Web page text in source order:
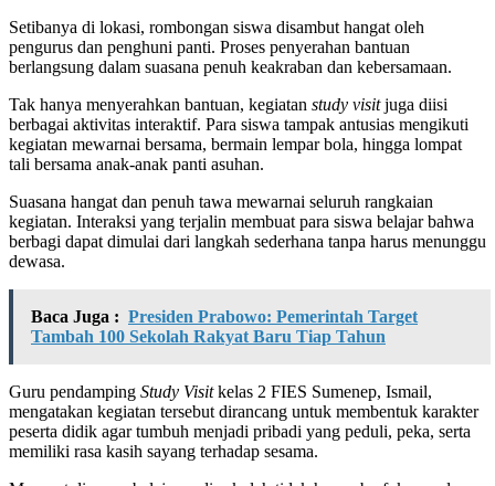
Setibanya di lokasi, rombongan siswa disambut hangat oleh
pengurus dan penghuni panti. Proses penyerahan bantuan
berlangsung dalam suasana penuh keakraban dan kebersamaan.
Tak hanya menyerahkan bantuan, kegiatan study visitjuga diisi
berbagai aktivitas interaktif. Para siswa tampak antusias mengikuti
kegiatan mewarnai bersama, bermain lempar bola, hingga lompat
tali bersama anak-anak panti asuhan.
Suasana hangat dan penuh tawa mewarnai seluruh rangkaian
kegiatan. Interaksi yang terjalin membuat para siswa belajar bahwa
berbagi dapat dimulai dari langkah sederhana tanpa harus menunggu
dewasa.
Baca Juga : Presiden Prabowo: Pemerintah Target
Tambah 100 Sekolah Rakyat Baru Tiap Tahun
Guru pendamping Study Visitkelas 2 FIES Sumenep, Ismail,
mengatakan kegiatan tersebut dirancang untuk membentuk karakter
peserta didik agar tumbuh menjadi pribadi yang peduli, peka, serta
memiliki rasa kasih sayang terhadap sesama.